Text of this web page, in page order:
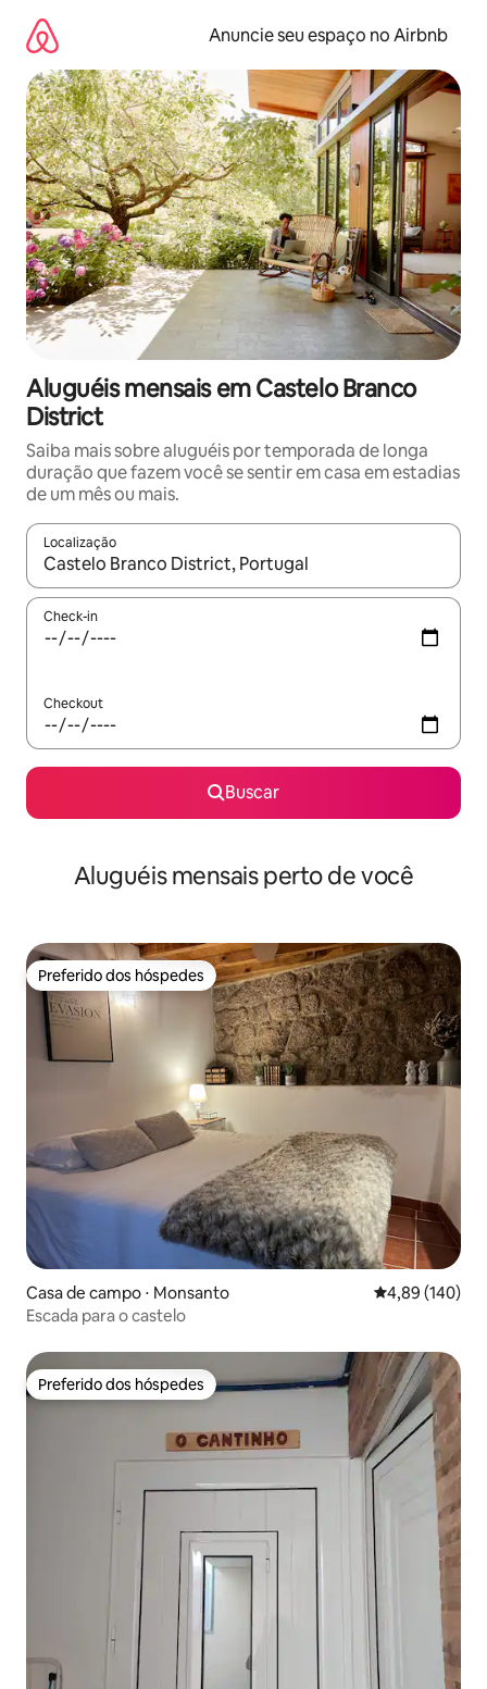
para
conteúdo
Anuncie seu espaço no Airbnb
Aluguéis mensais em Castelo Branco
District
Saiba mais sobre aluguéis por temporada de longa
duração que fazem você se sentir em casa em estadias
de um mês ou mais.
Localização
Quando os resultados estiverem disponíveis, explore-os
Check-in
Checkout
Buscar
Aluguéis mensais perto de você
Preferido dos hóspedes
Preferido dos hóspedes
Casa de campo ⋅ Monsanto 4,89 de uma
4,89 (140)
Escada para o castelo
Preferido dos hóspedes
Preferido dos hóspedes